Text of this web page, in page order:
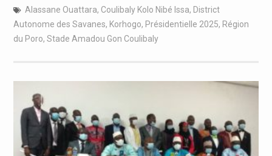
Alassane Ouattara, Coulibaly Kolo Nibé Issa, District
Autonome des Savanes, Korhogo, Présidentielle 2025, Région
du Poro, Stade Amadou Gon Coulibaly